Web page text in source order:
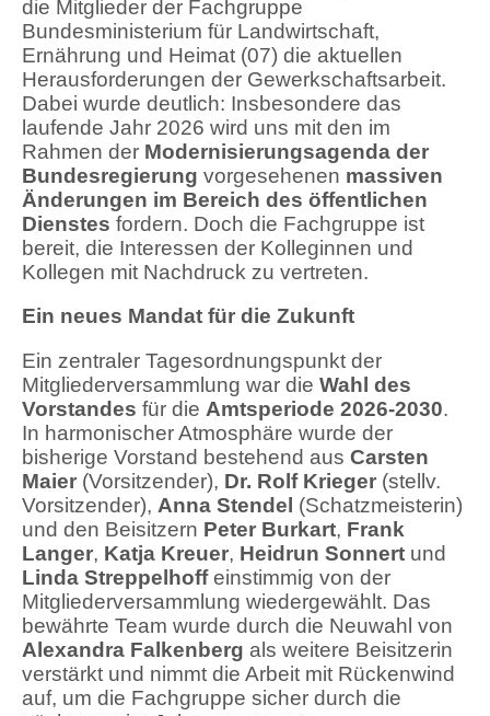
die Mitglieder der Fachgruppe
Bundesministerium für Landwirtschaft,
Ernährung und Heimat (07) die aktuellen
Herausforderungen der Gewerkschaftsarbeit.
Dabei wurde deutlich: Insbesondere das
laufende Jahr 2026 wird uns mit den im
Rahmen der Modernisierungsagenda der
Bundesregierung vorgesehenen massiven
Änderungen im Bereich des öffentlichen
Dienstes fordern. Doch die Fachgruppe ist
bereit, die Interessen der Kolleginnen und
Kollegen mit Nachdruck zu vertreten.
Ein neues Mandat für die Zukunft
Ein zentraler Tagesordnungspunkt der
Mitgliederversammlung war die Wahl des
Vorstandes für die Amtsperiode 2026-2030.
In harmonischer Atmosphäre wurde der
bisherige Vorstand bestehend aus Carsten
Maier (Vorsitzender), Dr. Rolf Krieger (stellv.
Vorsitzender), Anna Stendel (Schatzmeis­terin)
und den Beisitzern Peter Burkart, Frank
Langer, Katja Kreuer, Heidrun Sonnert und
Linda Streppelhoffeinstimmig von der
Mitgliederversammlung wiedergewählt. Das
bewährte Team wurde durch die Neuwahl von
Alexandra Falkenberg als weitere Beisitzerin
verstärkt und nimmt die Arbeit mit Rückenwind
auf, um die Fachgruppe sicher durch die